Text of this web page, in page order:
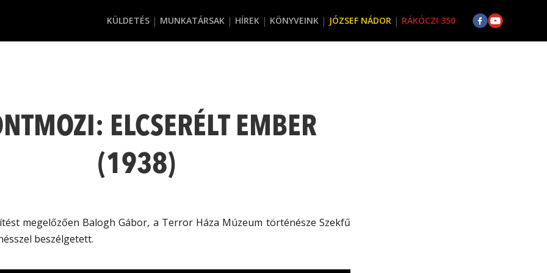
KÜLDETÉS MUNKATÁRSAK HÍREK KÖNYVEINK JÓZSEF NÁDOR RÁKÓCZI 350
ELCSERÉLT EMBER
(1938)
megelőzően Balogh Gábor, a Terror Háza Múzeum történésze Szekfű
beszélgetett.